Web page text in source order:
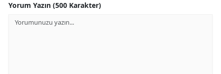
Yorum Yazın (500 Karakter)